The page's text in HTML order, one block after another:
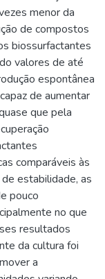
menor da
de compostos
biossurfactantes
valores de até
espontânea
de aumentar
que pela
comparáveis às
estabilidade, as
pouco
no que
resultados
da cultura foi
a